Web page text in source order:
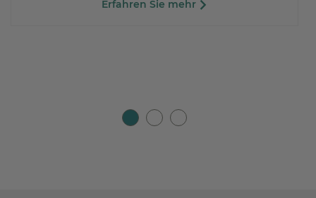
Erfahren Sie mehr